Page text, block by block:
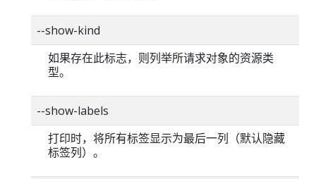
--show-kind
如果存在此标志，则列举所请求对象的资源类
型。
--show-labels
打印时，将所有标签显示为最后一列（默认隐藏
标签列）。